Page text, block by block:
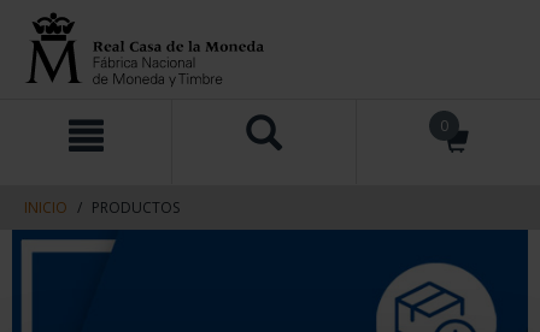
contenido
navegacin
0
INICIO PRODUCTOS